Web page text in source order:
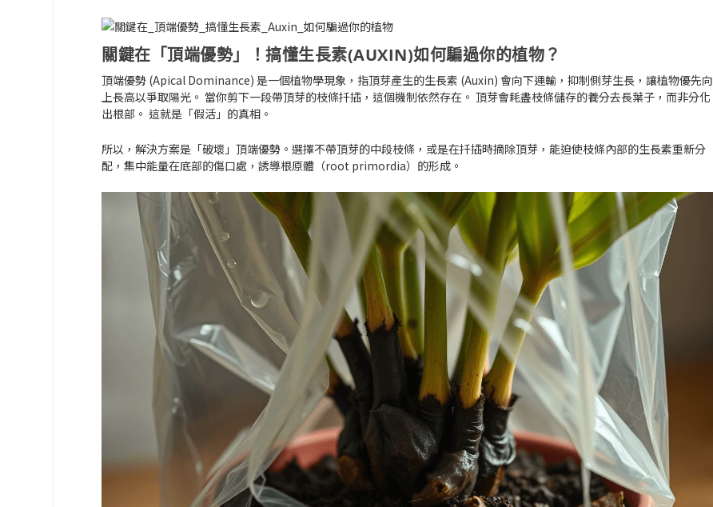
關鍵在「頂端優勢」！搞懂生長素(AUXIN)如何騙過你的植物？
頂端優勢 (Apical Dominance) 是一個植物學現象，指頂芽產生的生長素 (Auxin) 會向下運輸，抑制側芽生長，讓植物優先向
上長高以爭取陽光。 當你剪下一段帶頂芽的枝條扦插，這個機制依然存在。 頂芽會耗盡枝條儲存的養分去長葉子，而非分化
出根部。 這就是「假活」的真相。
所以，解決方案是「破壞」頂端優勢。選擇不帶頂芽的中段枝條，或是在扦插時摘除頂芽，能迫使枝條內部的生長素重新分
配，集中能量在底部的傷口處，誘導根原體（root primordia）的形成。